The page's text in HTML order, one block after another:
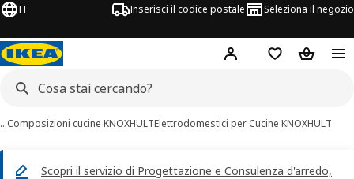
IT Inserisci il codice postale Seleziona il negozio
Hej! AccediLista deiCarrello
…Composizioni cucine KNOXHULTElettrodomestici per Cucine KNOXHULT
Scopri il servizio di Progettazione e Consulenza d'arredo,